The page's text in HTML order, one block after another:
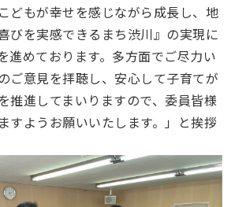
どもが幸せを感じながら成長し、地
びを実感できるまち渋川』の実現に
進めております。多方面でご尽力い
ご意見を拝聴し、安心して子育てが
推進してまいりますので、委員皆様
すようお願いいたします。」と挨拶